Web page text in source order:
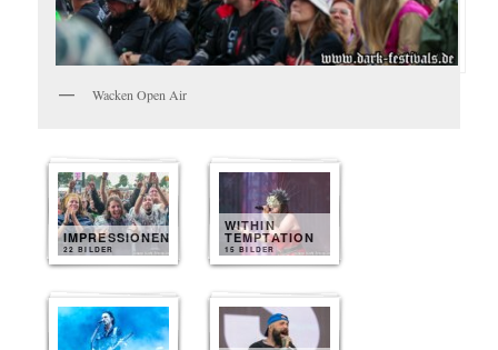
Wacken Open Air
IMPRESSIONEN
22 BILDER
WITHIN
TEMPTATION
15 BILDER